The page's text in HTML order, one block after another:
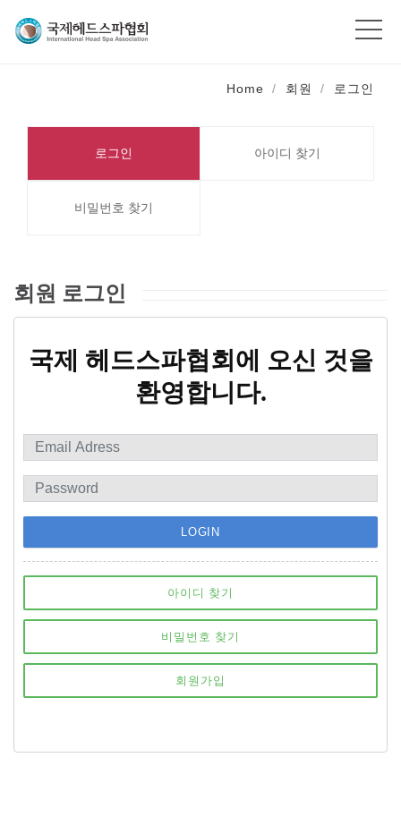
Home 회원 로그인
로그인 아이디 찾기
비밀번호 찾기
회원 로그인
국제 헤드스파협회에 오신 것을
환영합니다.
LOGIN
아이디 찾기
비밀번호 찾기
회원가입